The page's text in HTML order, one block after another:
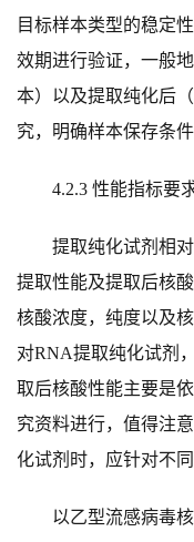
目标样本类型的稳定
效期进行验证，一般
本）以及提取纯化后
究，明确样本保存条
4.2.3 性能指标要
提取纯化试剂相对
提取性能及提取后核
核酸浓度，纯度以及
对RNA提取纯化试剂
取后核酸性能主要是
究资料进行，值得注
化试剂时，应针对不
以乙型流感病毒核